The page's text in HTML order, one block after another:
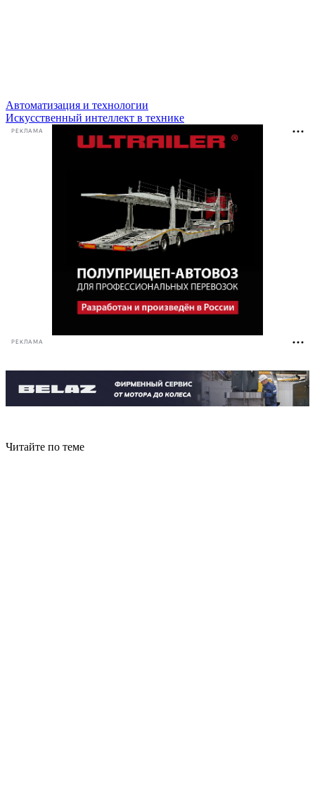
Автоматизация и технологии
Искусственный интеллект в технике
РЕКЛАМА
РЕКЛАМА
Читайте по теме